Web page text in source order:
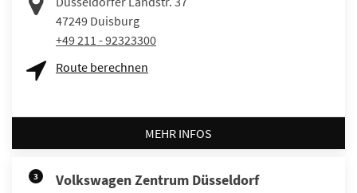
47249 Duisburg
+49 211 - 92323300
Route berechnen
MEHR INFOS
3 Volkswagen Zentrum Düsseldorf